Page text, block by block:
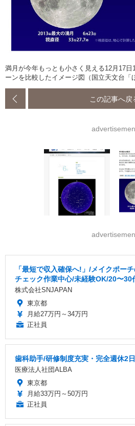
満月が今年もっとも小さく見える12月17
ーンを比較したイメージ図（国立天文台「
この記事へ戻
「最短で収入確保へ!」/メイクポー
チェック作業中心/未経験OK/20〜30
株式会社SNJAPAN
東京都
月給27万円～34万円
正社員
歯科助手/研修制度充実・完全週休2日
医療法人社団ALBA
東京都
月給33万円～50万円
正社員